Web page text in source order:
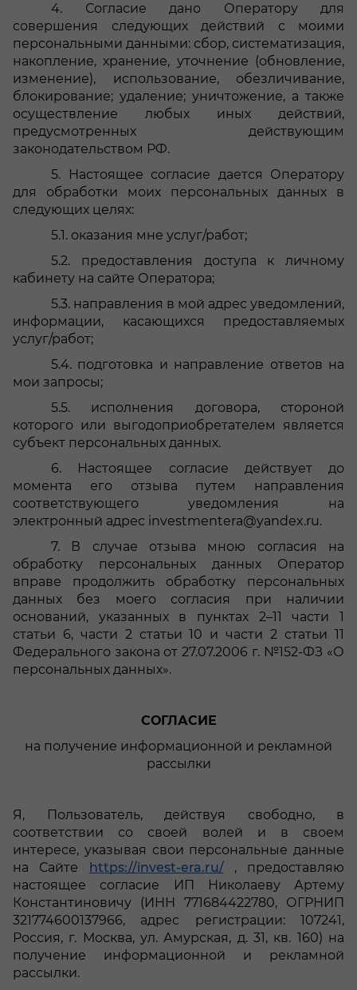
4.
Согласие дано Оператору для
совершения следующих действий с моими
персональными данными: сбор, систематизация,
накопление, хранение, уточнение (обновление,
изменение), использование, обезличивание,
блокирование; удаление; уничтожение, а также
осуществление любых иных действий,
предусмотренных действующим
законодательством РФ.
5.
Настоящее согласие дается Оператору
для обработки моих персональных данных в
следующих целях:
5.1. оказания мне услуг/работ;
5.2.
предоставления доступа к личному
кабинету на сайте Оператора;
5.3. направления в мой адрес уведомлений,
информации, касающихся предоставляемых
услуг/работ;
5.4. подготовка и направление ответов на
мои запросы;
5.5.
исполнения договора, стороной
которого или выгодоприобретателем является
субъект персональных данных.
6.
Настоящее согласие действует до
момента его отзыва путем направления
соответствующего уведомления на
электронный адрес investmentera@yandex.ru.
7.
В случае отзыва мною согласия на
обработку персональных данных Оператор
вправе продолжить обработку персональных
данных без моего согласия при наличии
оснований, указанных в пунктах 2–11 части 1
статьи 6, части 2 статьи 10 и части 2 статьи 11
Федерального закона от 27.07.2006 г. №152-ФЗ «О
персональных данных».
СОГЛАСИЕ
на получение информационной и рекламной
рассылки
Я, Пользователь, действуя свободно, в
соответствии со своей волей и в своем
интересе, указывая свои персональные данные
на Сайте https://invest-era.ru/, предоставляю
настоящее согласие ИП Николаеву Артему
Константиновичу (ИНН 771684422780, ОГРНИП
321774600137966, адрес регистрации: 107241,
Россия, г. Москва, ул. Амурская, д. 31, кв. 160) на
получение информационной и рекламной
рассылки.